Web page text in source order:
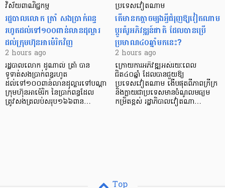
វិស័យ​ពាណិជ្ជកម្ម
រដ្ឋបាលលោក ត្រាំ សងប្រាក់ពន្ធ
រហូតដល់ទៅ១០០ពាន់លានដុល្លារ
ដល់ក្រុមហ៊ុនអាម៉េរិកវិញ
2 hours ago
រដ្ឋបាលលោក ដូណាល់ ត្រាំ បាន​
ទូទាត់សងប្រាក់ពន្ធរហូត
ដល់ទៅ១០០ពាន់លានដុល្លារទៅបណ្ដា
ក្រុមហ៊ុនអាម៉េរិក នៃប្រាក់ពន្ធដែល
ត្រូវសងត្រលប់សរុប១៦៦ពាន…
ប្រទេសវៀតណាម
តើមានកត្តាចម្បងអ្វីជំរុញឱ្យវៀតណាម
ប្តូរគំរូអភិវឌ្ឍន៍ជាតិ ដែលបានប្រើ
ប្រមាណ៤០ឆ្នាំមកនេះ?
2 hours ago
ក្រោយការអភិវឌ្ឍអស់រយៈពេល
ជិត៤០ឆ្នាំ ដែលបានជួយឱ្យ​
ប្រទេសវៀតណាម ងើប​ផុតពីភាពក្រីក្រ
និងក្លាយជាប្រទេសមានចំណូលមធ្យម
កម្រិតខ្ពស់ រដ្ឋាភិបាលវៀតណា…
Top